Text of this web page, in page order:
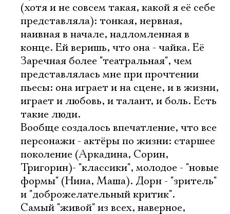
(хотя и не совсем такая, какой я еë себе
представляла): тонкая, нервная,
наивная в начале, надломленная в
конце. Ей веришь, что она - чайка. Еë
Заречная более "театральная", чем
представлялась мне при прочтении
пьесы: она играет и на сцене, и в жизни,
играет и любовь, и талант, и боль. Есть
такие люди.
Вообще создалось впечатление, что все
персонажи - актëры по жизни: старшее
поколение (Аркадина, Сорин,
Тригорин)- "классики", молодое - "новые
формы" (Нина, Маша). Дорн - "зритель"
и "доброжелательный критик".
Самый "живой" из всех, наверное,